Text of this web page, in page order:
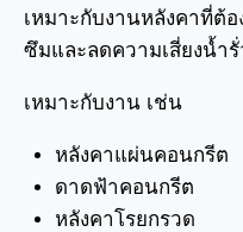
เหมาะกับงานหลังคาที่ต้
ซึมและลดความเสี่ยงน้ำ
เหมาะกับงาน เช่น
หลังคาแผ่นคอนกรีต
ดาดฟ้าคอนกรีต
หลังคาโรยกรวด